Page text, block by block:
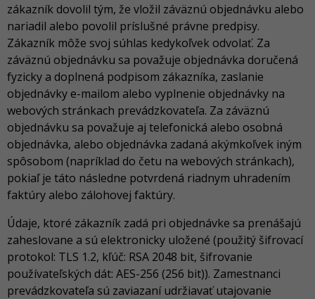
zákazník dovolil tým, že vložil záväznú objednávku alebo
nariadil alebo povolil príslušné právne predpisy.
Zákazník môže svoj súhlas kedykoľvek odvolať. Za
záväznú objednávku sa považuje objednávka doručená
fyzicky a doplnená podpisom zákazníka, zaslanie
objednávky e-mailom alebo vyplnenie objednávky na
webových stránkach prevádzkovateľa. Za záväznú
objednávku sa považuje aj telefonická alebo osobná
objednávka, alebo objednávka zadaná akýmkoľvek iným
spôsobom (napríklad do četu na webových stránkach),
pokiaľ je táto následne potvrdená riadnym uhradením
faktúry alebo zálohovej faktúry.
Údaje, ktoré zákazník zadá pri objednávke sa prenášajú
zaheslovane a sú elektronicky uložené (použitý šifrovací
protokol: TLS 1.2, kľúč: RSA 2048 bit, šifrovanie
používateľských dát: AES-256 (256 bit)). Zamestnanci
prevádzkovateľa sú zaviazaní udržiavať utajovanie